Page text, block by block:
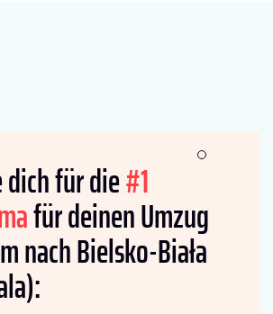
dich für die#1
für deinen Umzug
nach Bielsko-Biała